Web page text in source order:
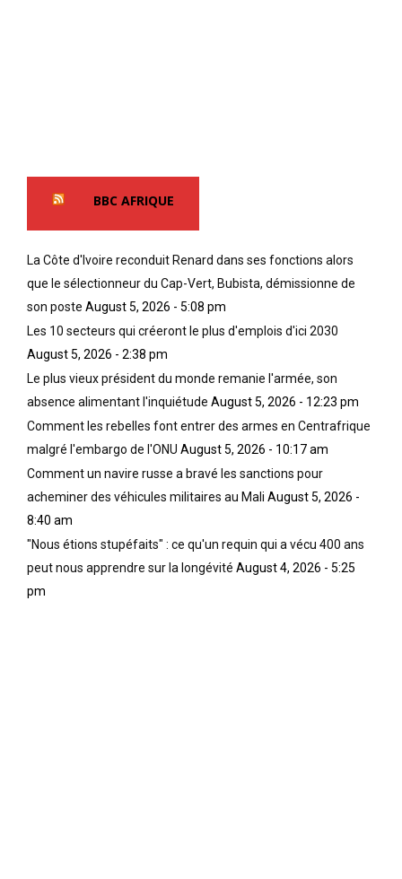
BBC AFRIQUE
La Côte d'Ivoire reconduit Renard dans ses fonctions alors
que le sélectionneur du Cap-Vert, Bubista, démissionne de
son poste August 5, 2026 - 5:08 pm
Les 10 secteurs qui créeront le plus d'emplois d'ici 2030
August 5, 2026 - 2:38 pm
Le plus vieux président du monde remanie l'armée, son
absence alimentant l'inquiétude August 5, 2026 - 12:23 pm
Comment les rebelles font entrer des armes en Centrafrique
malgré l'embargo de l'ONU August 5, 2026 - 10:17 am
Comment un navire russe a bravé les sanctions pour
acheminer des véhicules militaires au Mali August 5, 2026 -
8:40 am
"Nous étions stupéfaits" : ce qu'un requin qui a vécu 400 ans
peut nous apprendre sur la longévité August 4, 2026 - 5:25
pm